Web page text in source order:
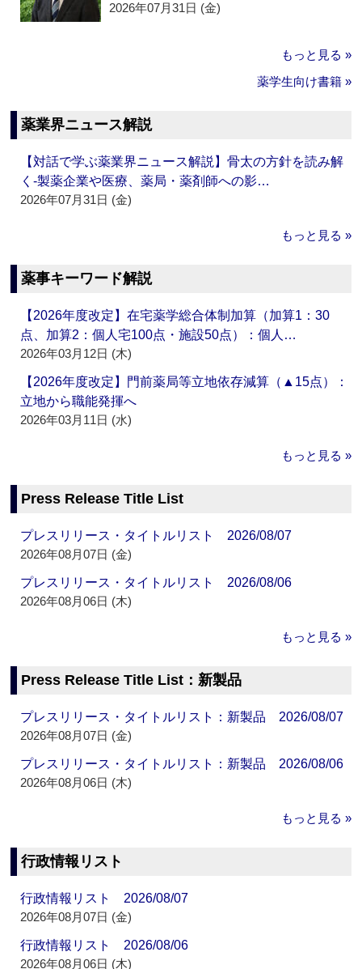
2026年07月31日 (金)
もっと見る »
薬学生向け書籍 »
薬業界ニュース解説
【対話で学ぶ薬業界ニュース解説】骨太の方針を読み解
く‐製薬企業や医療、薬局・薬剤師への影…
2026年07月31日 (金)
もっと見る »
薬事キーワード解説
【2026年度改定】在宅薬学総合体制加算（加算1：30
点、加算2：個人宅100点・施設50点）：個人…
2026年03月12日 (木)
【2026年度改定】門前薬局等立地依存減算（▲15点）：
立地から職能発揮へ
2026年03月11日 (水)
もっと見る »
Press Release Title List
プレスリリース・タイトルリスト 2026/08/07
2026年08月07日 (金)
プレスリリース・タイトルリスト 2026/08/06
2026年08月06日 (木)
もっと見る »
Press Release Title List：新製品
プレスリリース・タイトルリスト：新製品 2026/08/07
2026年08月07日 (金)
プレスリリース・タイトルリスト：新製品 2026/08/06
2026年08月06日 (木)
もっと見る »
行政情報リスト
行政情報リスト 2026/08/07
2026年08月07日 (金)
行政情報リスト 2026/08/06
2026年08月06日 (木)